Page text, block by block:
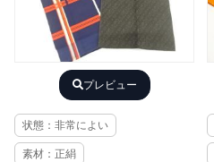
プレビュー
状態：非常によい
素材：正絹